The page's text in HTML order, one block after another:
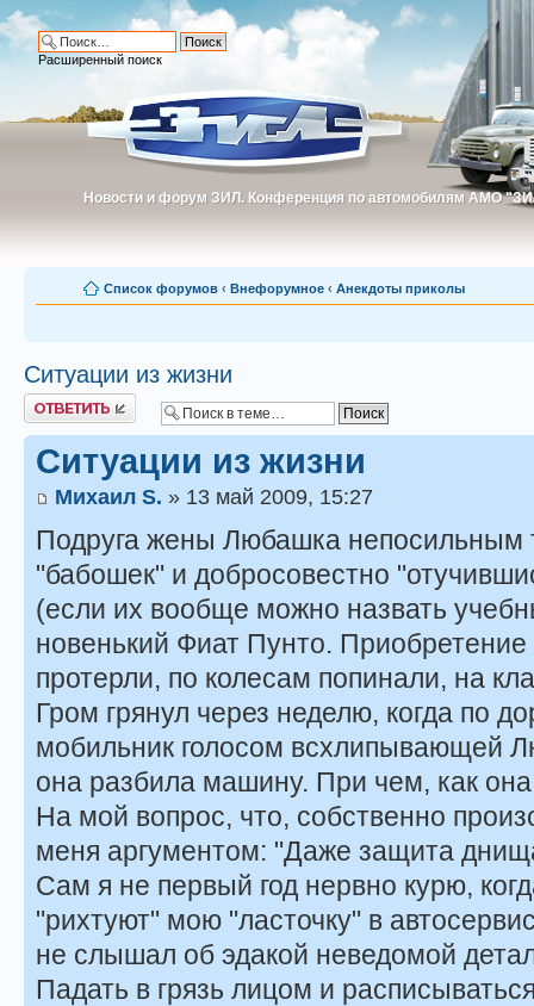
Новости и форум ЗИЛ. Конференция по автомобилям АМО
Новости и форум ЗИЛ. Конференция по автомобилям АМО
Расширенный поиск
Список форумов ‹ Внефорумное ‹ Анекдоты приколы
Ситуации из жизни
Ответить
Ситуации из жизни
Михаил S. » 13 май 2009, 15:27
Подруга жены Любашка непосильным
"бабошек" и добросовестно
(если их вообще можно назвать
новенький Фиат Пунто.
протерли, по колесам попинали, на
Гром грянул через неделю, когда по
мобильник голосом всхлипывающей
она разбила машину. При чем, как
На мой вопрос, что, собственно
меня аргументом: "Даже защита
Сам я не первый год нервно курю,
"рихтуют" мою "ласточку" в
не слышал об эдакой неведомой
Падать в грязь лицом и